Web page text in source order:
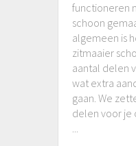
functioneren
schoon
algemeen is
zitmaaier
aantal delen
wat extra
gaan. We
delen voor je
...